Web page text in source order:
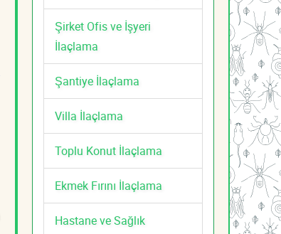
Şirket Ofis ve İşyeri
İlaçlama
Şantiye İlaçlama
Villa İlaçlama
Toplu Konut İlaçlama
Ekmek Fırını İlaçlama
Hastane ve Sağlık